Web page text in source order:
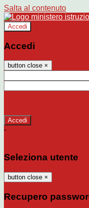
Salta al contenuto
Accedi
Accedi
button close ×
-
Seleziona utente
button close ×
Recupero